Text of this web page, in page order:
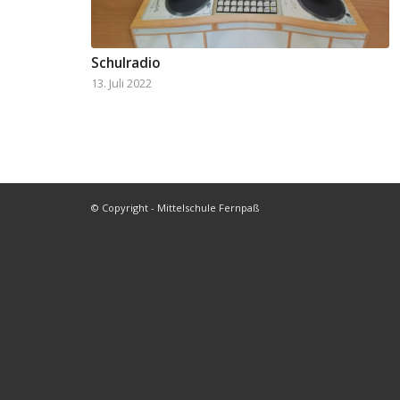
Schulradio
13. Juli 2022
© Copyright - Mittelschule Fernpaß